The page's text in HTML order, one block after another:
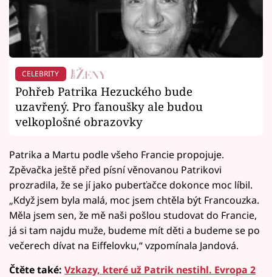
CELEBRITY
Pohřeb Patrika Hezuckého bude
uzavřený. Pro fanoušky ale budou
velkoplošné obrazovky
Patrika a Martu podle všeho Francie propojuje.
Zpěvačka ještě před písní věnovanou Patrikovi
prozradila, že se jí jako puberťačce dokonce moc líbil.
„Když jsem byla malá, moc jsem chtěla být Francouzka.
Měla jsem sen, že mě naši pošlou studovat do Francie,
já si tam najdu muže, budeme mít děti a budeme se po
večerech dívat na Eiffelovku,“ vzpomínala Jandová.
Čtěte také: Vzkazy, které už Patrik nestihl. Evropa 2